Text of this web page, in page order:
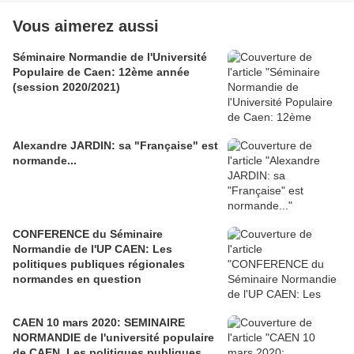
Vous aimerez aussi
Séminaire Normandie de l'Université
Populaire de Caen: 12ème année
(session 2020/2021)
Alexandre JARDIN: sa "Française" est
normande...
CONFERENCE du Séminaire
Normandie de l'UP CAEN: Les
politiques publiques régionales
normandes en question
CAEN 10 mars 2020: SEMINAIRE
NORMANDIE de l'université populaire